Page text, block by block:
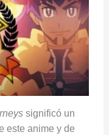
significó un
este anime y de